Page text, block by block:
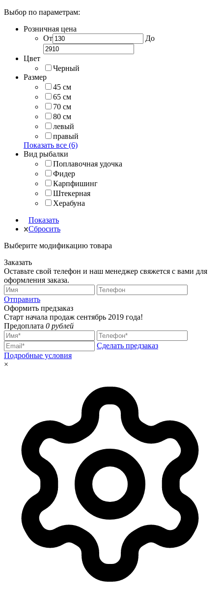
Выбор по параметрам:
Розничная цена
От
До
Цвет
Черный
Размер
45 см
65 см
70 см
80 см
левый
правый
Показать все (6)
Вид рыбалки
Поплавочная удочка
Фидер
Карпфишинг
Штекерная
Херабуна
Показать
Сбросить
Выберите модификацию товара
Заказать
Оставьте свой телефон и наш менеджер свяжется с вами для
оформления заказа.
Отправить
Оформить предзаказ
Старт начала продаж сентябрь 2019 года!
Предоплата 0 рублей
Сделать предзаказ
Подробные условия
×